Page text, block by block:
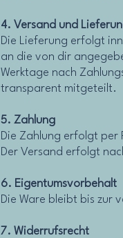
4. Versand und
Die Lieferung erfolgt
an die von dir
Werktage nach
transparent mitgeteilt.
5. Zahlung
Die Zahlung erfolgt per
Der Versand erfolgt
6. Eigentumsvorbehalt
Die Ware bleibt bis zur
7. Widerrufsrecht